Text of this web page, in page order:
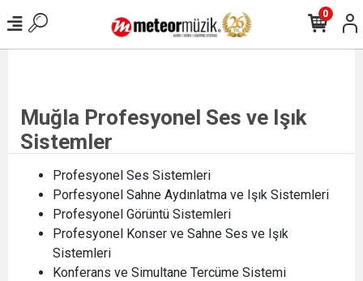
0
Muğla Profesyonel Ses ve Işık
Sistemler
Profesyonel Ses Sistemleri
Porfesyonel Sahne Aydınlatma ve Işık Sistemleri
Profesyonel Görüntü Sistemleri
Profesyonel Konser ve Sahne Ses ve Işık
Sistemleri
Konferans ve Simultane Tercüme Sistemi